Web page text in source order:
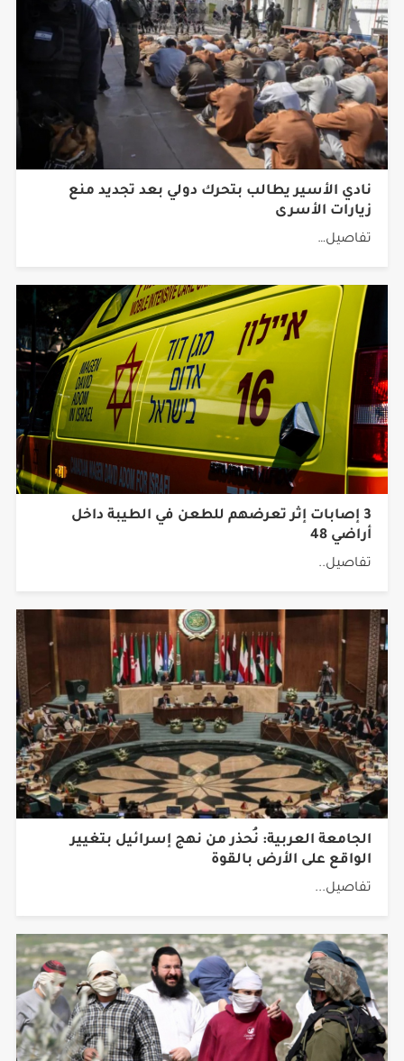
نادي الأسير يطالب بتحرك دولي بعد تجديد منع
زيارات الأسرى
تفاصيل…
3 إصابات إثر تعرضهم للطعن في الطيبة داخل
أراضي 48
تفاصيل..
الجامعة العربية: نُحذر من نهج إسرائيل بتغيير
الواقع على الأرض بالقوة
تفاصيل...